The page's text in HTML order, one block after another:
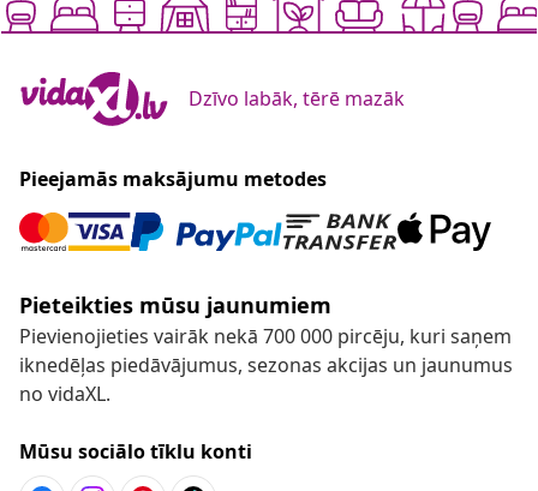
Dzīvo labāk, tērē mazāk
Pieejamās maksājumu metodes
Pieteikties mūsu jaunumiem
Pievienojieties vairāk nekā 700 000 pircēju, kuri saņem
iknedēļas piedāvājumus, sezonas akcijas un jaunumus
no vidaXL.
Mūsu sociālo tīklu konti